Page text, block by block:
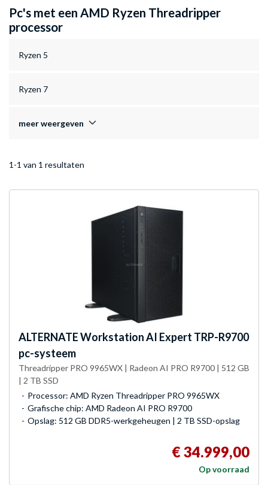
Pc's met een AMD Ryzen Threadripper
processor
Ryzen 5
Ryzen 7
meer weergeven
1-1 van 1 resultaten
ALTERNATEWorkstation AI Expert TRP-R9700
pc-systeem
Threadripper PRO 9965WX | Radeon AI PRO R9700 | 512 GB
| 2 TB SSD
Processor: AMD Ryzen Threadripper PRO 9965WX
Grafische chip: AMD Radeon AI PRO R9700
Opslag: 512 GB DDR5-werkgeheugen | 2 TB SSD-opslag
€ 34.999,00
Op voorraad